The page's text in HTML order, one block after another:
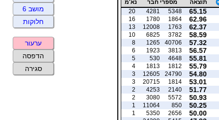
תוצאה מספרי חבר נא'מ
65.15
5348
4281
20
62.96
1864
1780
16
62.37
1763
12008
13
58.59
3782
6825
10
57.32
40706
1265
8
56.57
3813
1923
6
55.81
4648
530
5
55.79
1812
1813
4
54.80
24790
12605
3
53.01
1814
20715
3
51.77
2140
4253
2
50.93
5572
3080
2
50.25
850
11064
1
50.00
2656
5350
1
מושב 6
חלוקות
ערעור
הדפסה
סגירה